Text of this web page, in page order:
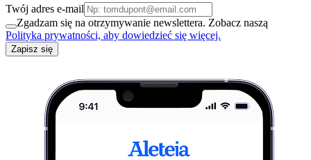
Twój adres e-mail
Zgadzam się na otrzymywanie newslettera. Zobacz naszą
Polityka prywatności, aby dowiedzieć się więcej.
Zapisz się